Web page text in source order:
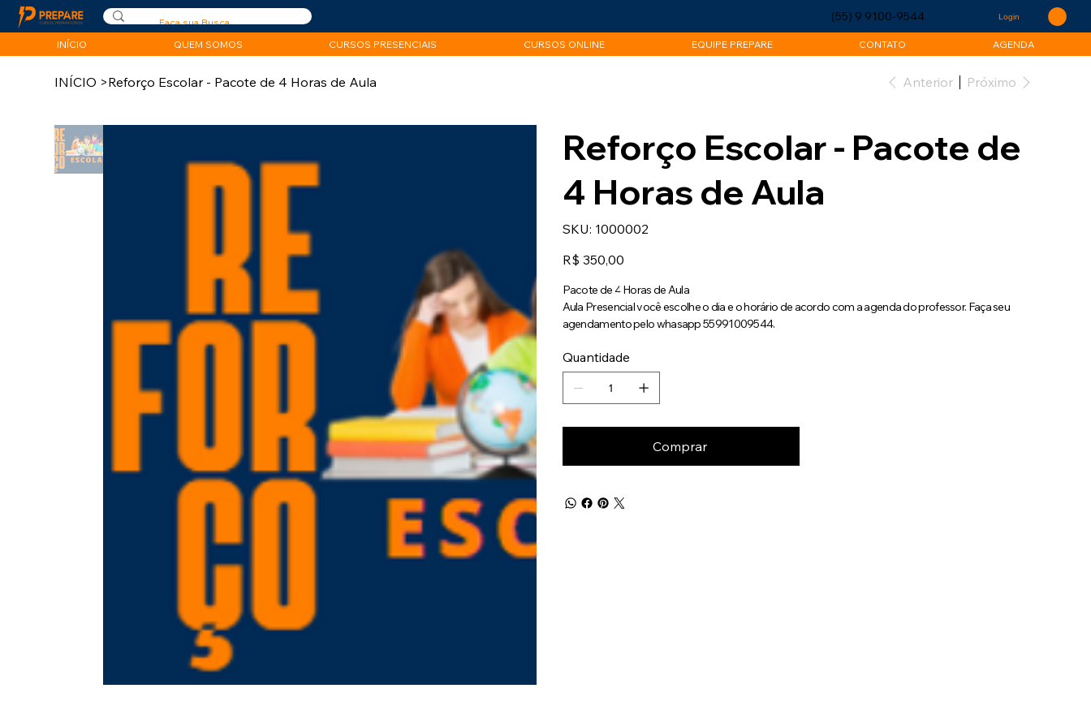
(55) 9 9100-9544 Login
INÍCIO QUEM SOMOS CURSOS PRESENCIAIS CURSOS ONLINE EQUIPE PREPARE CONTATO AGENDA
INÍCIO >Reforço Escolar - Pacote de 4 Horas de Aula Anterior Próximo
Reforço Escolar - Pacote de
4 Horas de Aula
SKU: SKU
1000002
1000002
Preço
R$ 350,00
Pacote de 4 Horas de Aula
Aula Presencial você escolhe o dia e o horário de acordo com a agenda do professor. Faça seu
agendamento pelo whasapp 55991009544.
Quantidade
Comprar